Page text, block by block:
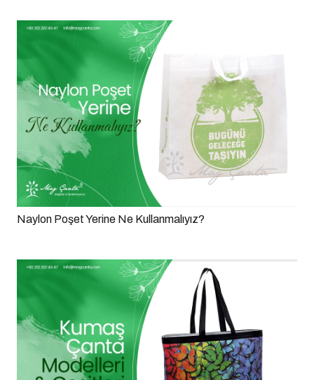
Naylon Poşet Yerine Ne Kullanmalıyız?